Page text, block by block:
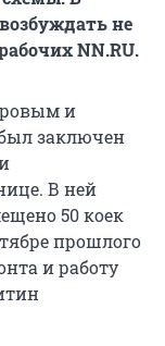
не
NN.RU.
и
заключен
В ней
50 коек
прошлого
и работу